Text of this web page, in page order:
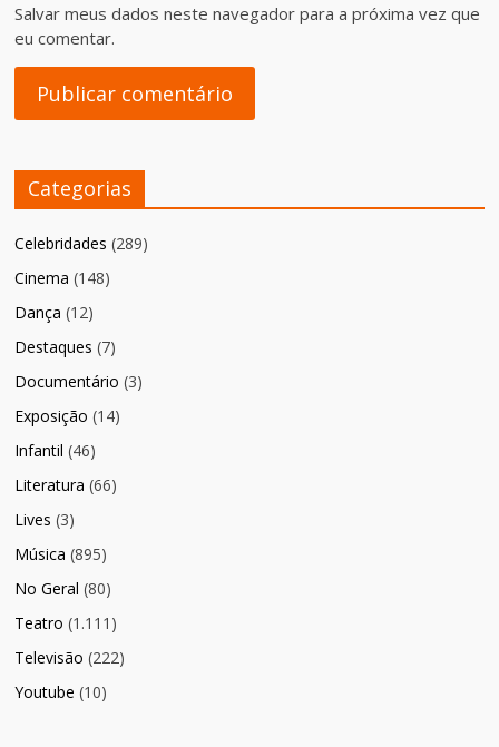
Salvar meus dados neste navegador para a próxima vez que
eu comentar.
Categorias
Celebridades (289)
Cinema (148)
Dança (12)
Destaques (7)
Documentário (3)
Exposição (14)
Infantil (46)
Literatura (66)
Lives (3)
Música (895)
No Geral (80)
Teatro (1.111)
Televisão (222)
Youtube (10)